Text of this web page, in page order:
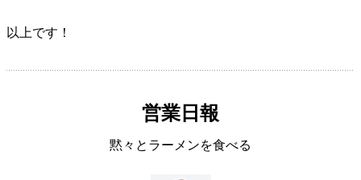
以上です！
営業日報
黙々とラーメンを食べる